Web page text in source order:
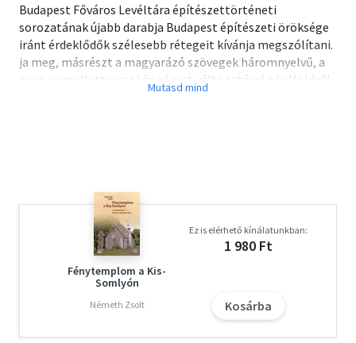
Budapest Főváros Levéltára építészettörténeti
sorozatának újabb darabja Budapest építészeti öröksége
iránt érdeklődők szélesebb rétegeit kívánja megszólítani.
ja meg, másrészt a magyarázó szövegek háromnyelvű, a
magyar mellett angol és német változatával a külföldről
Budapestre érkezőkkel is meg szeretné ismertetni Ybl
állítja párba.
Fénytemplom a Kis-
Somlyón
Németh Zsolt
Ez is elérhető kínálatunkban:
1 980 Ft
Kosárba